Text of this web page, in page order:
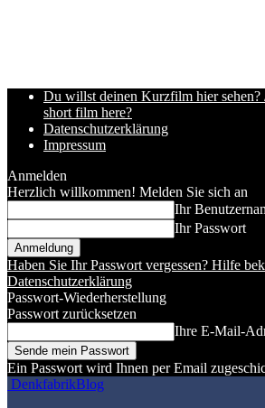
Du willst deinen Kurzfilm hier sehen?
short film here?
Datenschutzerklärung
Impressum
Anmelden
Herzlich willkommen! Melden Sie sich an
Ihr
Ihr Passwort
Haben Sie Ihr Passwort vergessen? Hilfe
Datenschutzerklärung
Passwort-Wiederherstellung
Passwort zurücksetzen
Ihre E-Mail-
Ein Passwort wird Ihnen per Email
DenkfabrikBlog